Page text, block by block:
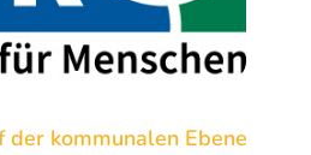
der kommunalen Ebene